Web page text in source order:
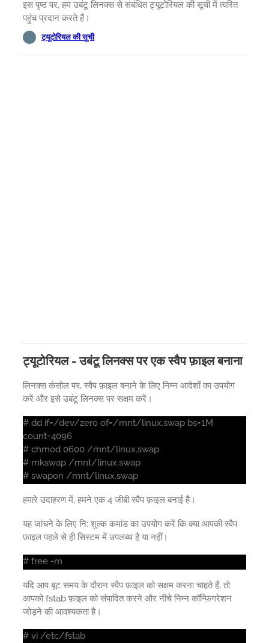
इस पृष्ठ पर, हम उबंटू लिनक्स से संबंधित ट्यूटोरियल की सूची में त्वरित
पहुंच प्रदान करते हैं।
ट्यूटोरियल की सूची
ट्यूटोरियल - उबंटू लिनक्स पर एक स्वैप फ़ाइल बनाना
लिनक्स कंसोल पर, स्वैप फ़ाइल बनाने के लिए निम्न आदेशों का उपयोग
करें और इसे उबंटू लिनक्स पर सक्षम करें।
# dd if=/dev/zero of=/mnt/linux.swap bs=1M
count=4096
# chmod 0600 /mnt/linux.swap
# mkswap /mnt/linux.swap
# swapon /mnt/linux.swap
हमारे उदाहरण में, हमने एक 4 जीबी स्वैप फ़ाइल बनाई है।
यह जांचने के लिए नि: शुल्क कमांड का उपयोग करें कि क्या आपकी स्वैप
फ़ाइल पहले से ही सिस्टम में उपलब्ध है या नहीं।
# free -m
यदि आप बूट समय के दौरान स्वैप फ़ाइल को सक्षम करना चाहते हैं, तो
आपको fstab फ़ाइल को संपादित करने और नीचे निम्न कॉन्फ़िगरेशन
जोड़ने की आवश्यकता है।
# vi /etc/fstab